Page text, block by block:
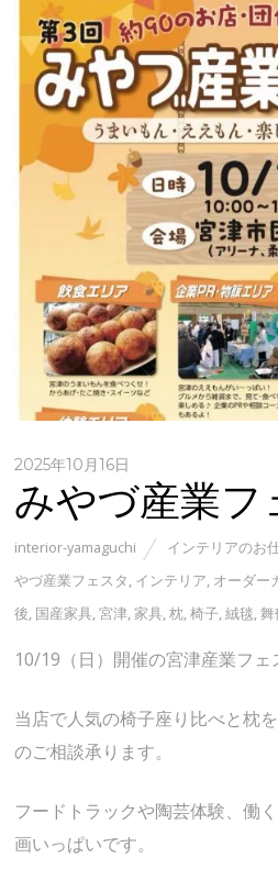
2025年10月16日
みやづ産業フ
interior-yamaguchi インテリアのお
やづ産業フェスタ, インテリア, オーダー
後, 国産家具,宮津,家具,枕,椅子,絨毯,
10/19（日）開催の宮津産業フェ
当店で人気の椅子座り比べと枕
のご相談承ります。
フードトラックや陶芸体験、働
画いっぱいです。